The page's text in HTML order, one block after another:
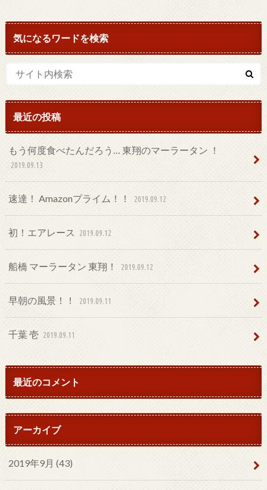
気になるワードを検索
最近の投稿
もう何度食べたんだろう… 東翔のマーラータン ！
2019.09.13
速達！ Amazonプライム！！ 2019.09.12
初！エアレース 2019.09.12
船橋 マーラータン 東翔！ 2019.09.12
早朝の風景！！ 2019.09.11
千葉 壱 2019.09.11
最近のコメント
アーカイブ
2019年9月 (43)